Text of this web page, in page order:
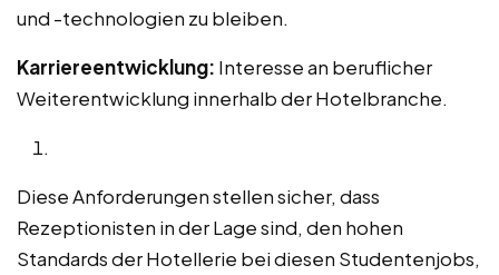
und -technologien zu bleiben.
Karriereentwicklung: Interesse an beruflicher
Weiterentwicklung innerhalb der Hotelbranche.
Diese Anforderungen stellen sicher, dass
Rezeptionisten in der Lage sind, den hohen
Standards der Hotellerie bei diesen Studentenjobs,